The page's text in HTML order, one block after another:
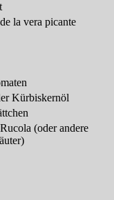
la vera picante
Kürbiskernöl
(oder andere